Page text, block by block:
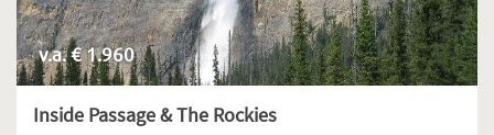
v.a. € 1.960
Inside Passage & The Rockies